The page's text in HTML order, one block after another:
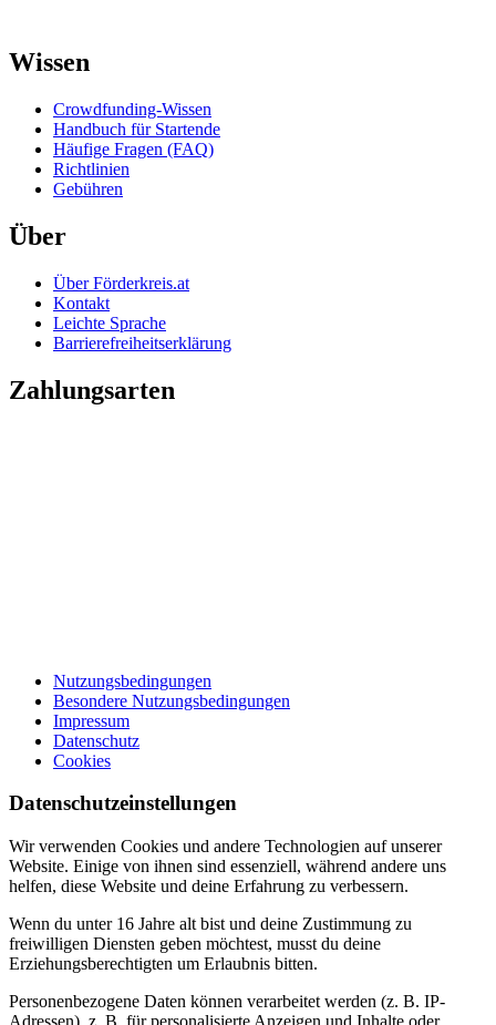
Wissen
Crowdfunding-Wissen
Handbuch für Startende
Häufige Fragen (FAQ)
Richtlinien
Gebühren
Über
Über Förderkreis.at
Kontakt
Leichte Sprache
Barrierefreiheitserklärung
Zahlungsarten
Nutzungsbedingungen
Besondere Nutzungsbedingungen
Impressum
Datenschutz
Cookies
Datenschutzeinstellungen
Wir verwenden Cookies und andere Technologien auf unserer
Website. Einige von ihnen sind essenziell, während andere uns
helfen, diese Website und deine Erfahrung zu verbessern.
Wenn du unter 16 Jahre alt bist und deine Zustimmung zu
freiwilligen Diensten geben möchtest, musst du deine
Erziehungsberechtigten um Erlaubnis bitten.
Personenbezogene Daten können verarbeitet werden (z. B. IP-
Adressen), z. B. für personalisierte Anzeigen und Inhalte oder